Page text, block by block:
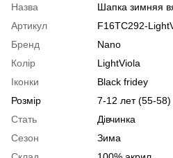
Назва
Шапка зимняя
Артикул
F16TC292-
Бренд
Nano
Колір
LightViola
Іконки
Black fridey
Розмір
7-12 лет (55-58)
Стать
Дівчинка
Сезон
Зима